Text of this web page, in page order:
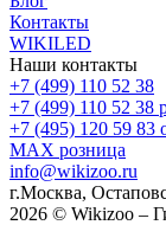
Контакты
WIKILED
Наши контакты
+7 (499) 110 52 38
+7 (499) 110 52 38
+7 (495) 120 59 83
MAX розница
info@wikizoo.ru
г.Москва,
2026 © Wikizoo –